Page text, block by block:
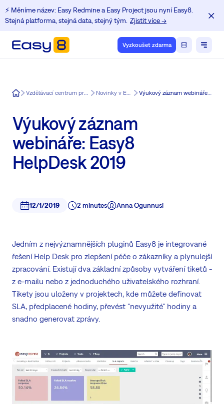
⚡️ Měníme název: Easy Redmine a Easy Project jsou nyní Easy8.
Stejná platforma, stejná data, stejný tým. Zjistit více →
Vyzkoušet zdarma
Easy8 Vzdělávací centrum pro uživatele Redmine Novinky v Easy Redmine Výukový záznam webináře: Easy8 HelpDesk 2019
Výukový záznam
webináře: Easy8
HelpDesk 2019
12/1/2019 2 minutes Anna Ogunnusi
Jedním z nejvýznamnějších pluginů Easy8 je integrované
řešení Help Desk pro zlepšení péče o zákazníky a plynulejší
zpracování. Existují dva základní způsoby vytváření tiketů -
z e-mailu nebo z jednoduchého uživatelského rozhraní.
Tikety jsou uloženy v projektech, kde můžete definovat
SLA, předplacené hodiny, převést "nevyužité" hodiny a
snadno generovat zprávy.